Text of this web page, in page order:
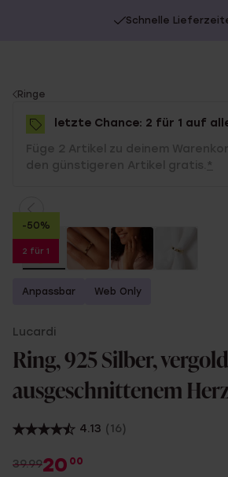
Schnelle
You
are
here:
Ringe
letzte Chance: 2 für 1 auf
Füge 2 Artikel zu deinem
den günstigeren Artikel gratis. *
-50%
2 für 1
Anpassbar Web Only
Lucardi
Ring, 925 Silber,
ausgeschnittenem
4.13 (16)
39.9920 00